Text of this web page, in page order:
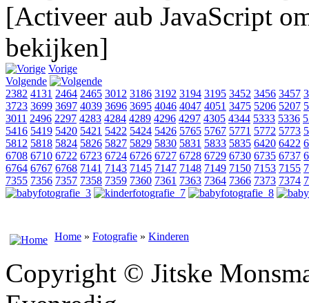
[Activeer aub JavaScript
bekijken]
Vorige
Volgende
2382 4131 2464 2465 3012 3186 3192 3194 3195 3452 3456 3457
3723 3699 3697 4039 3696 3695 4046 4047 4051 3475 5206 5207
3011 2496 2297 4283 4284 4289 4296 4297 4305 4344 5333 5336
5416 5419 5420 5421 5422 5424 5426 5765 5767 5771 5772 5773
5812 5818 5824 5826 5827 5829 5830 5831 5833 5835 6420 6422
6708 6710 6722 6723 6724 6726 6727 6728 6729 6730 6735 6737
6764 6767 6768 7141 7143 7145 7147 7148 7149 7150 7153 7155
7355 7356 7357 7358 7359 7360 7361 7363 7364 7366 7373 7374
Home » Fotografie » Kinderen
Copyright © Jitske